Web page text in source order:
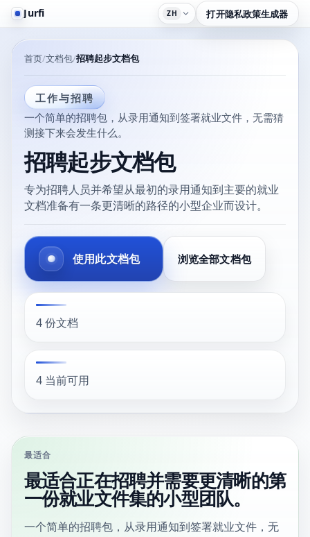
Jurfi ZH 打开隐私政策生成器
首页 文档包 招聘起步文档包
工作与招聘
一个简单的招聘包，从录用通知到签署就业文件，无需猜
测接下来会发生什么。
招聘起步文档包
专为招聘人员并希望从最初的录用通知到主要的就业
文档准备有一条更清晰的路径的小型企业而设计。
使用此文档包 浏览全部文档包
4 份文档
4 当前可用
最适合
最适合正在招聘并需要更清晰的第
一份就业文件集的小型团队。
一个简单的招聘包，从录用通知到签署就业文件，无